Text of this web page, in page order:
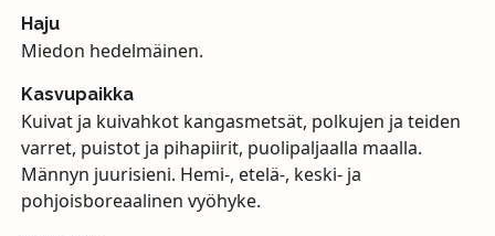
Haju
Miedon hedelmäinen.
Kasvupaikka
Kuivat ja kuivahkot kangasmetsät, polkujen ja teiden
varret, puistot ja pihapiirit, puolipaljaalla maalla.
Männyn juurisieni. Hemi-, etelä-, keski- ja
pohjoisboreaalinen vyöhyke.